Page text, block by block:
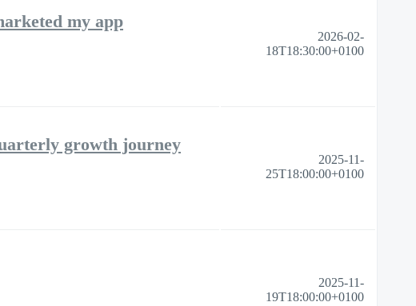
my app
2026-02-
18T18:30:00+0100
growth journey
2025-11-
25T18:00:00+0100
2025-11-
19T18:00:00+0100